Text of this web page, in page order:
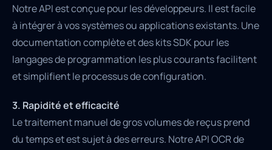
Notre API est conçue pour les développeurs. Il est facile
à intégrer à vos systèmes ou applications existants. Une
documentation complète et des kits SDK pour les
langages de programmation les plus courants facilitent
et simplifient le processus de configuration.
3. Rapidité et efficacité
Le traitement manuel de gros volumes de reçus prend
du temps et est sujet à des erreurs. Notre API OCR de